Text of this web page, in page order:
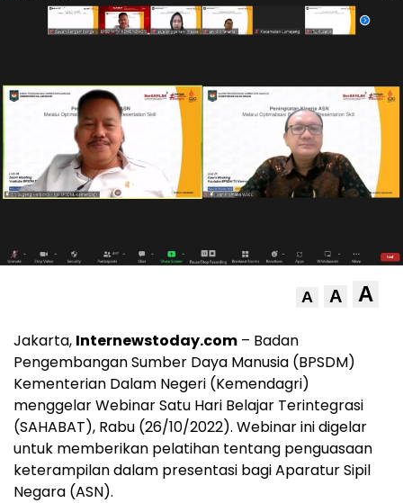
A A A
Jakarta, Internewstoday.com – Badan
Pengembangan Sumber Daya Manusia (BPSDM)
Kementerian Dalam Negeri (Kemendagri)
menggelar Webinar Satu Hari Belajar Terintegrasi
(SAHABAT), Rabu (26/10/2022). Webinar ini digelar
untuk memberikan pelatihan tentang penguasaan
keterampilan dalam presentasi bagi Aparatur Sipil
Negara (ASN).